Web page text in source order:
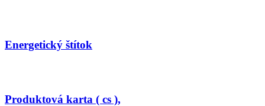
Energetický štítok
Produktová karta ( cs ),